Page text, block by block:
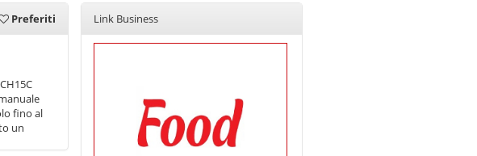
Preferiti
fino al
un
Link Business